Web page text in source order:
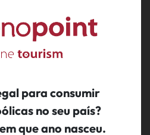
para consumir
no seu país?
que ano nasceu.
comprar
ainda...